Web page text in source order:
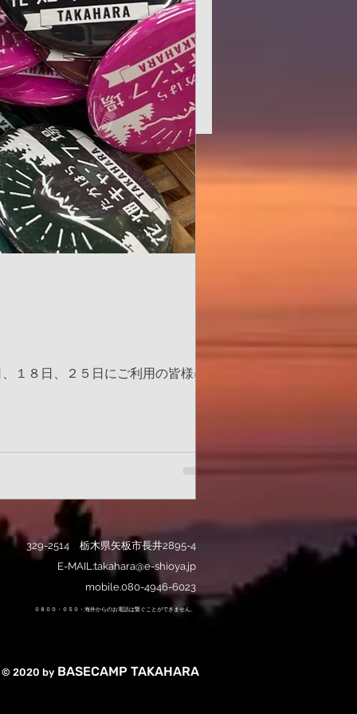
が育ってきました。
１８日、２５日にご利用の皆様に
329-2514 栃木県矢板市長井2895-4
​ E-MAIL:takahara@e-shioya.jp
mobile.080-4946-6023
０８００・０５０・海外からのお電話は繋ぐことができません。
© 2020 byBASECAMP TAKAHARA